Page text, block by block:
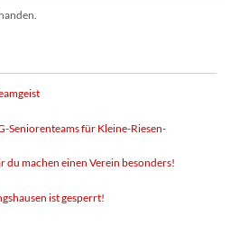
Seniorenteams für Kleine-Riesen-
du machen einen Verein besonders!
ist gesperrt!